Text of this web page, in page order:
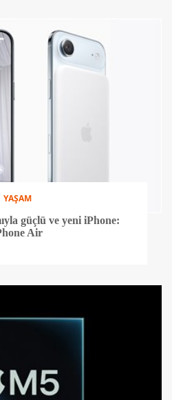
YAŞAM
güçlü ve yeni iPhone:
Air